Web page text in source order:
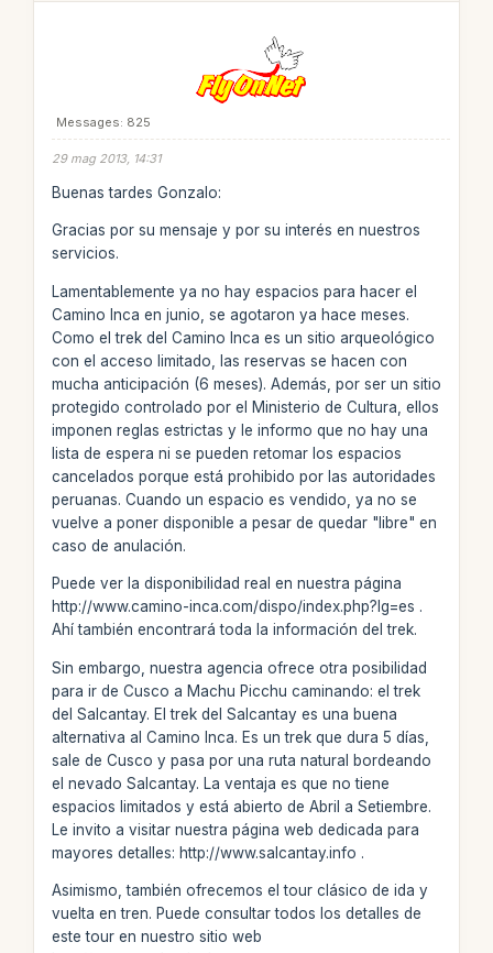
Messages: 825
29 mag 2013, 14:31
Buenas tardes Gonzalo:
Gracias por su mensaje y por su interés en nuestros
servicios.
Lamentablemente ya no hay espacios para hacer el
Camino Inca en junio, se agotaron ya hace meses.
Como el trek del Camino Inca es un sitio arqueológico
con el acceso limitado, las reservas se hacen con
mucha anticipación (6 meses). Además, por ser un sitio
protegido controlado por el Ministerio de Cultura, ellos
imponen reglas estrictas y le informo que no hay una
lista de espera ni se pueden retomar los espacios
cancelados porque está prohibido por las autoridades
peruanas. Cuando un espacio es vendido, ya no se
vuelve a poner disponible a pesar de quedar "libre" en
caso de anulación.
Puede ver la disponibilidad real en nuestra página
http://www.camino-inca.com/dispo/index.php?lg=es .
Ahí también encontrará toda la información del trek.
Sin embargo, nuestra agencia ofrece otra posibilidad
para ir de Cusco a Machu Picchu caminando: el trek
del Salcantay. El trek del Salcantay es una buena
alternativa al Camino Inca. Es un trek que dura 5 días,
sale de Cusco y pasa por una ruta natural bordeando
el nevado Salcantay. La ventaja es que no tiene
espacios limitados y está abierto de Abril a Setiembre.
Le invito a visitar nuestra página web dedicada para
mayores detalles: http://www.salcantay.info .
Asimismo, también ofrecemos el tour clásico de ida y
vuelta en tren. Puede consultar todos los detalles de
este tour en nuestro sitio web